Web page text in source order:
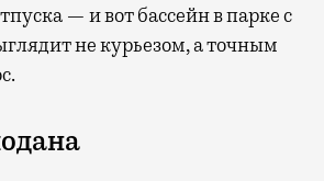
— и вот бассейн в парке с
не курьезом, а точным